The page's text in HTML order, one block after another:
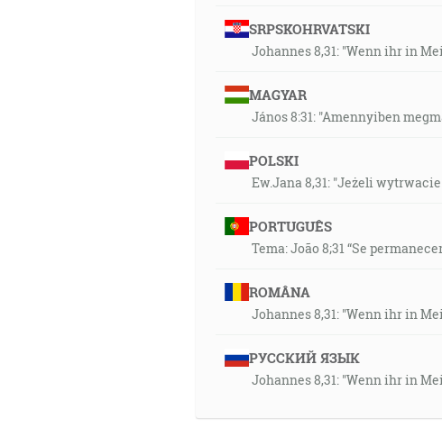
SRPSKOHRVATSKI
Johannes 8,31: "Wenn ihr in
MAGYAR
János 8:31: "Amennyiben
POLSKI
Ew.Jana 8,31: "Jeżeli
PORTUGUÊS
Tema: João 8;31 “Se
ROMÂNA
Johannes 8,31: "Wenn ihr in
РУССКИЙ ЯЗЫК
Johannes 8,31: "Wenn ihr in